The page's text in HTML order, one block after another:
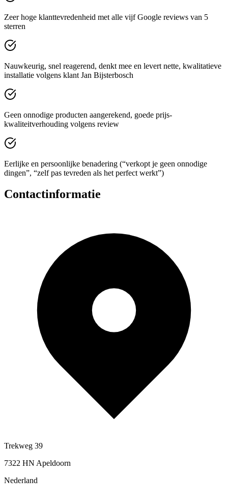
Zeer hoge klanttevredenheid met alle vijf Google reviews van 5
sterren
Nauwkeurig, snel reagerend, denkt mee en levert nette, kwalitatieve
installatie volgens klant Jan Bijsterbosch
Geen onnodige producten aangerekend, goede prijs-
kwaliteitverhouding volgens review
Eerlijke en persoonlijke benadering (“verkopt je geen onnodige
dingen”, “zelf pas tevreden als het perfect werkt”)
Contactinformatie
Trekweg 39
7322 HN Apeldoorn
Nederland